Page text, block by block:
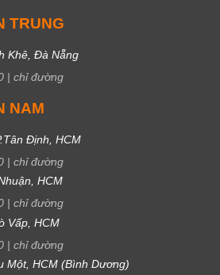
TRUNG
Khê, Đà Nẵng
| chỉ đường
NAM
Định, HCM
| chỉ đường
HCM
| chỉ đường
Vấp, HCM
| chỉ đường
Một, HCM (Bình Dương)